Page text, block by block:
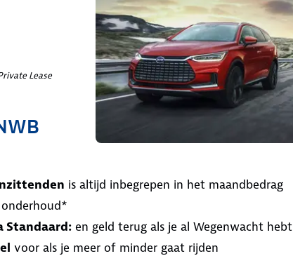
Lease
is altijd inbegrepen in het maandbedrag
Standaard: en geld terug als je al Wegenwacht hebt
voor als je meer of minder gaat rijden